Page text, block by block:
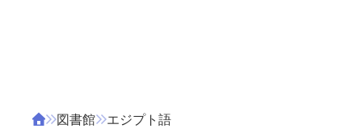
図書館 エジプト語